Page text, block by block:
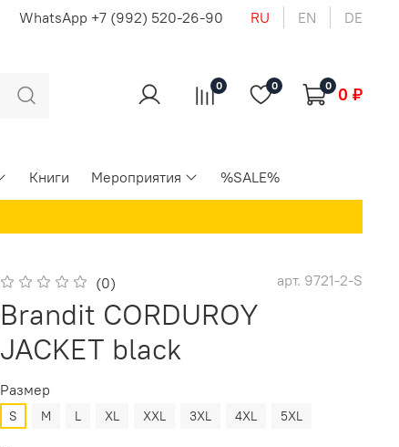
WhatsApp +7 (992) 520-26-90 RU EN DE
0 0 0 0 ₽
Книги Мероприятия %SALE%
(0) арт. 9721-2-S
Brandit CORDUROY
JACKET black
Размер
S M L XL XXL 3XL 4XL 5XL